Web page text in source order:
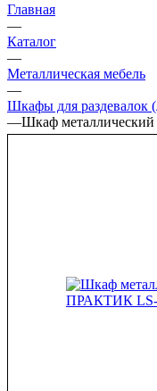
Главная
—
Каталог
—
Металлическая мебель
—
Шкафы для раздевалок
—Шкаф